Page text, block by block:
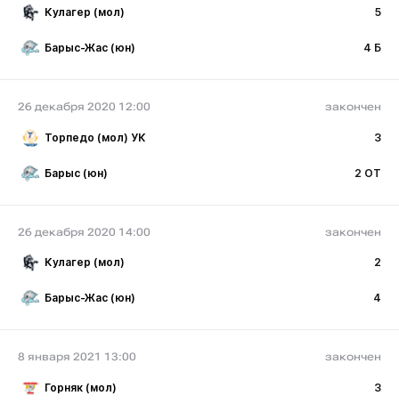
Кулагер (мол) 5
Барыс-Жас (юн) 4 Б
26 декабря 2020 12:00 закончен
Торпедо (мол) УК 3
Барыс (юн) 2 ОТ
26 декабря 2020 14:00 закончен
Кулагер (мол) 2
Барыс-Жас (юн) 4
8 января 2021 13:00 закончен
Горняк (мол) 3